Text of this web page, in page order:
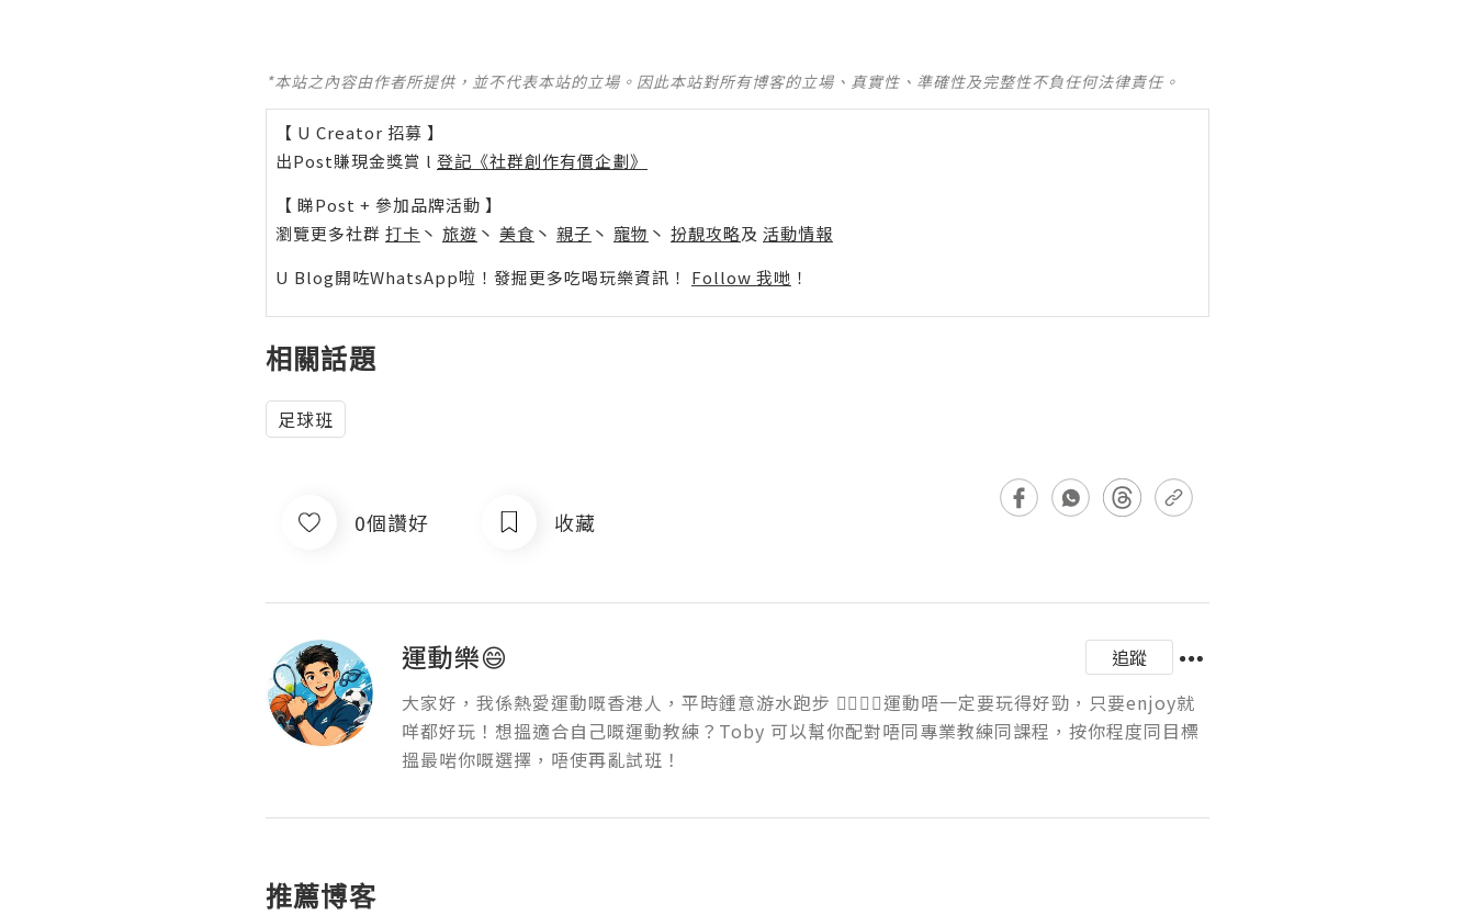
*本站之內容由作者所提供，並不代表本站的立場。因此本站對所有博客的立場、真實性、準確性及完整性不負任何法律責任。
【 U Creator 招募 】
出Post賺現金獎賞 l 登記《社群創作有價企劃》
【 睇Post + 參加品牌活動 】
瀏覽更多社群 打卡 丶 旅遊 丶 美食 丶 親子 丶 寵物 丶 扮靚攻略及 活動情報
U Blog開咗WhatsApp啦！發掘更多吃喝玩樂資訊！ Follow 我哋 ！
相關話題
足球班
0個讚好 收藏
運動樂😄
追蹤
大家好，我係熱愛運動嘅香港人，平時鍾意游水跑步 🏊‍♂️🏀🎾運動唔一定要玩得好勁，只要enjoy就
咩都好玩！想搵適合自己嘅運動教練？Toby 可以幫你配對唔同專業教練同課程，按你程度同目標
搵最啱你嘅選擇，唔使再亂試班！
推薦博客